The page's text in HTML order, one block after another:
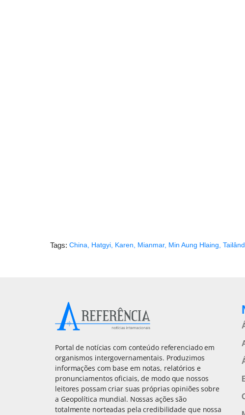
Tags: China Hatgyi Karen Mianmar, Min Aung Hlaing
Portal de notícias com conteúdo referenciado em
organismos intergovernamentais. Produzimos
informações com base em notas, relatórios e
pronunciamentos oficiais, de modo que nossos
leitores possam criar suas próprias opiniões sobre
a Geopolítica mundial. Nossas ações são
totalmente norteadas pela credibilidade que nossa